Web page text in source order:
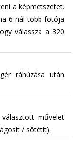
a képmetszetet.
6-nál több fotója
válassza a 320
ráhúzása után
művelet
/ sötétít).